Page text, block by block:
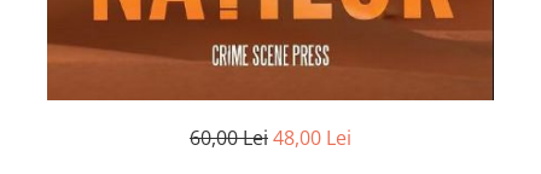
Științe Politice
Științe Sociale si Umaniste
60,00 Lei48,00 Lei